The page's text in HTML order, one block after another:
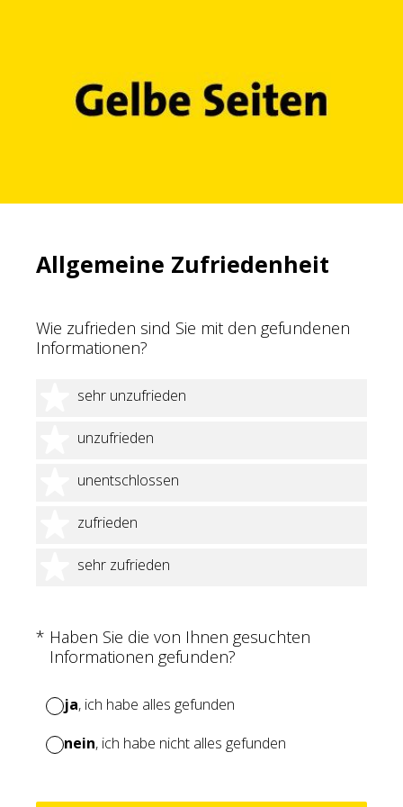
Allgemeine Zufriedenheit
Wie zufrieden sind Sie mit den gefundenen
Informationen?
sehr unzufrieden
1 Stern
unzufrieden
2 Sterne
unentschlossen
3 Sterne
zufrieden
4 Sterne
sehr zufrieden
5 Sterne
* Haben Sie die von Ihnen gesuchten
Informationen gefunden?
(Erforderlich.)
ja, ich habe alles gefunden
nein, ich habe nicht alles gefunden